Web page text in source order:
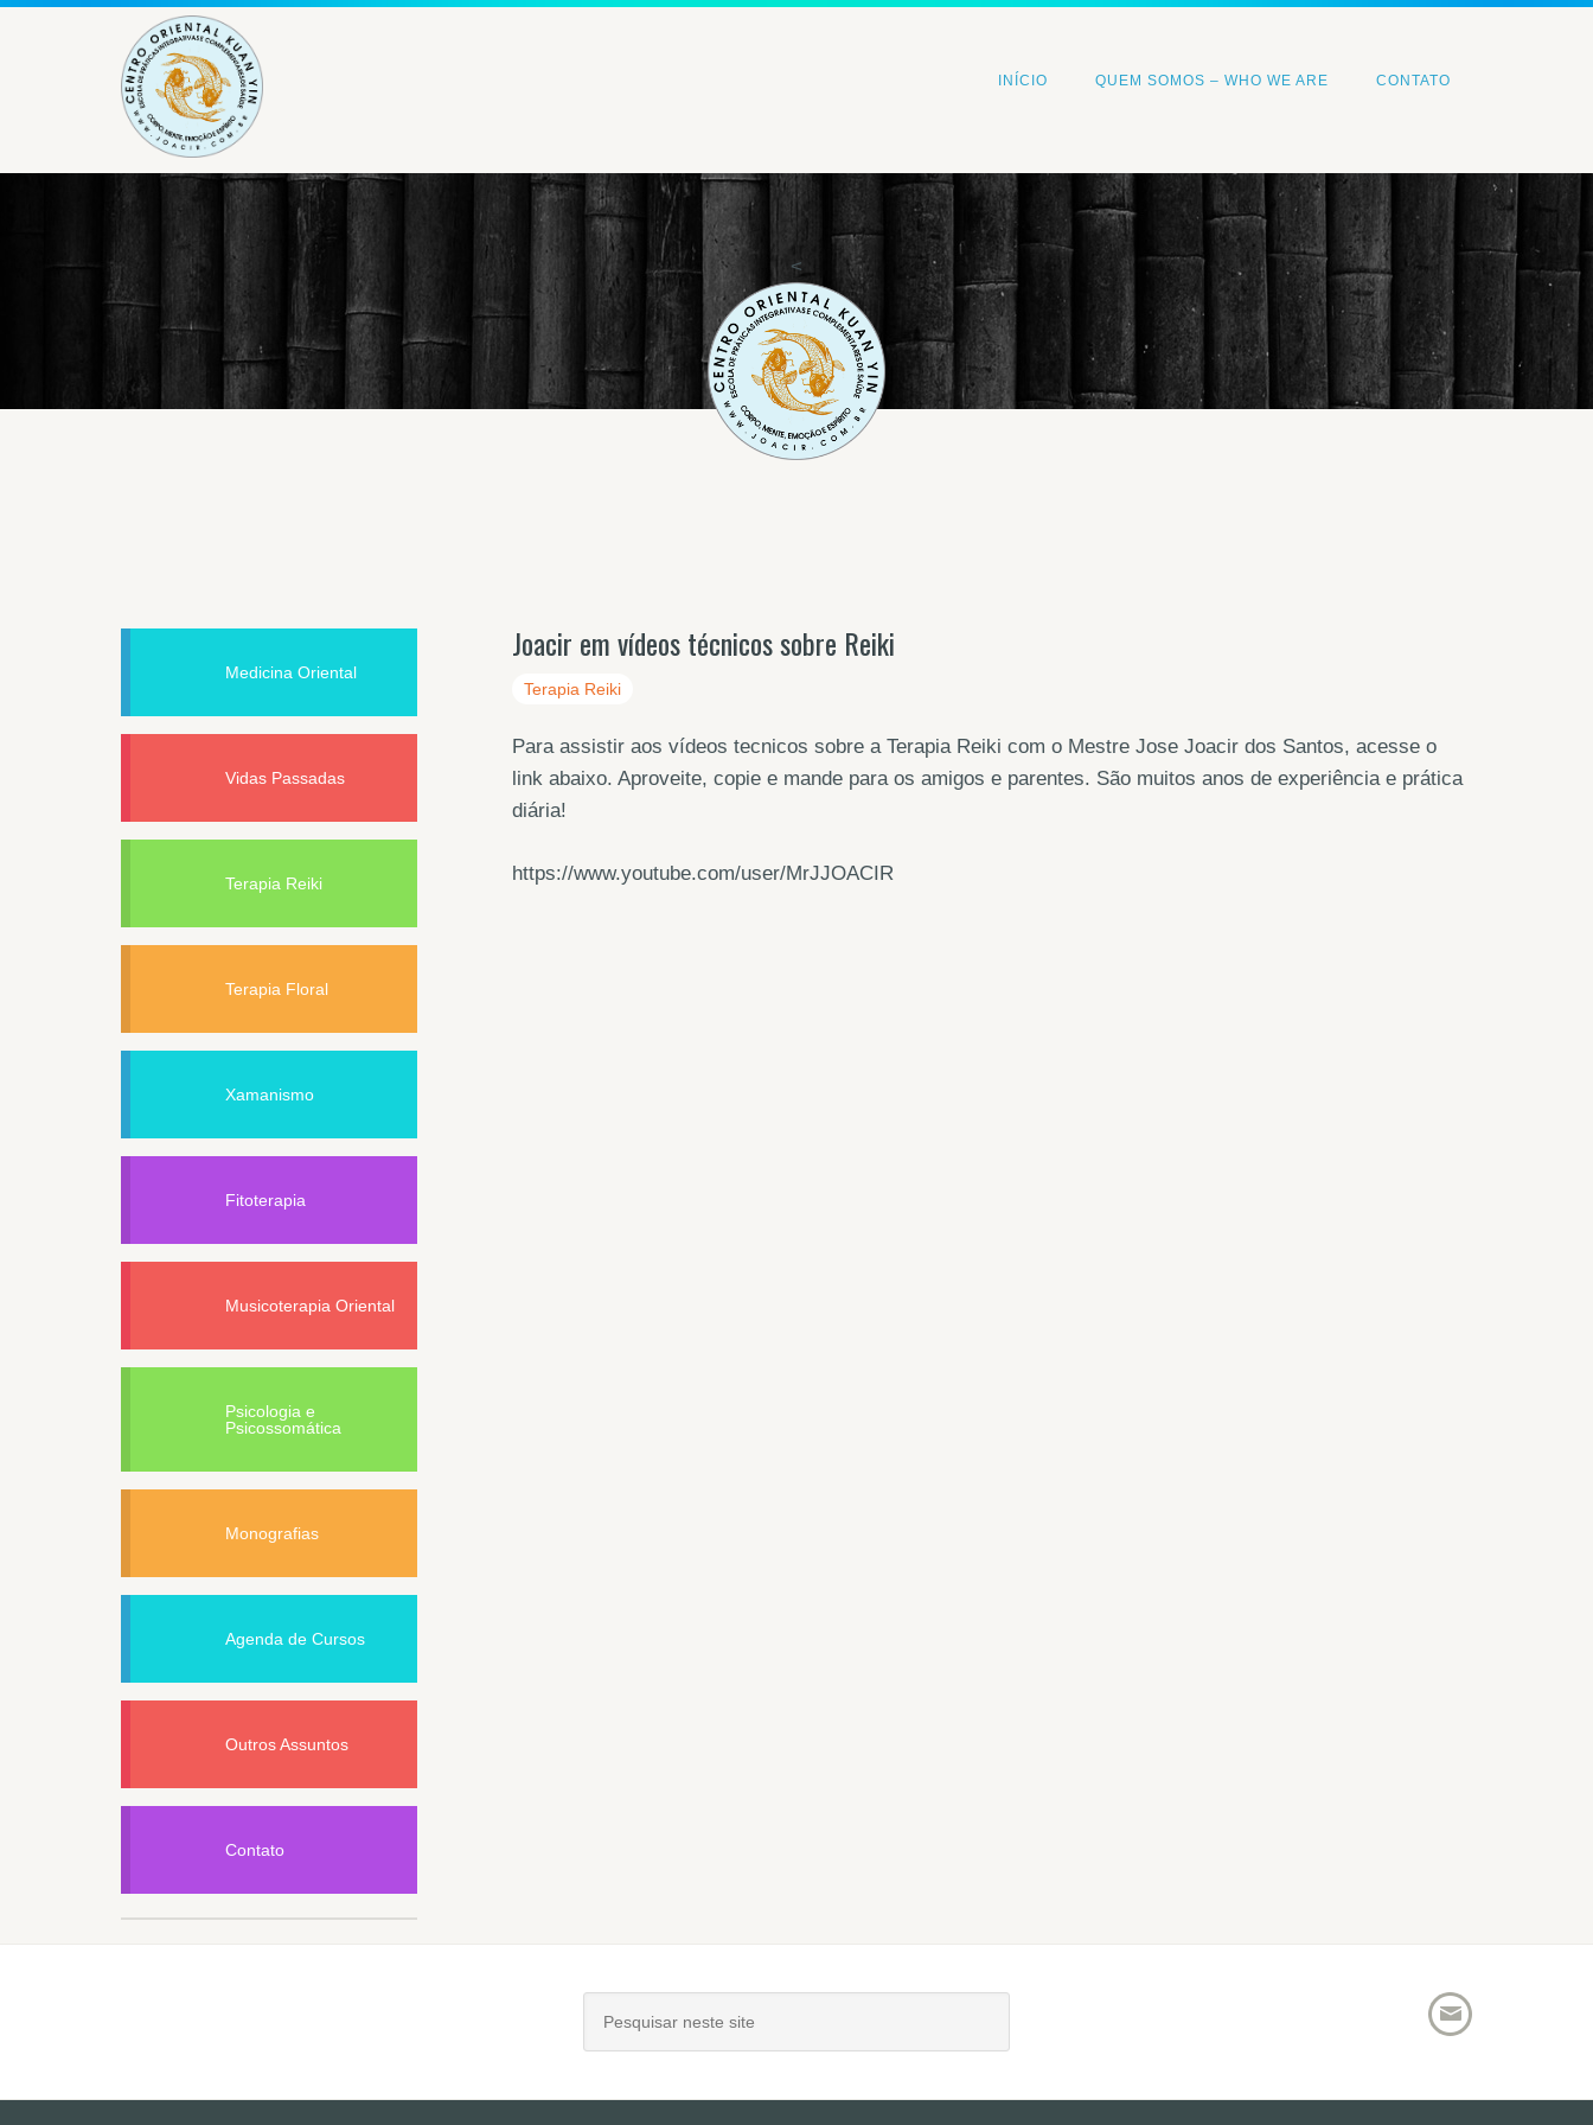
INÍCIO QUEM SOMOS – WHO WE ARE CONTATO
<
Joacir em vídeos técnicos sobre Reiki
Terapia Reiki
Para assistir aos vídeos tecnicos sobre a Terapia Reiki com o Mestre Jose Joacir dos Santos, acesse o
link abaixo. Aproveite, copie e mande para os amigos e parentes. São muitos anos de experiência e prática
diária!
https://www.youtube.com/user/MrJJOACIR
Medicina Oriental
Vidas Passadas
Terapia Reiki
Terapia Floral
Xamanismo
Fitoterapia
Musicoterapia Oriental
Psicologia e
Psicossomática
Monografias
Agenda de Cursos
Outros Assuntos
Contato